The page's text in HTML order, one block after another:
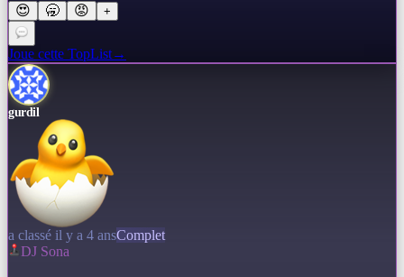
😍 🥱 😡 +
Joue cette TopList→
gurdil
a classé il y a 4 ansComplet
DJ Sona